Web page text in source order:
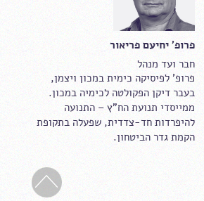
פרופ' יחיעם פריאור
חבר ועד מנהל
פרופ' לפיסיקה כימית במכון ויצמן,
בעבר דיקן הפקולטה לכימיה במכון.
ממייסדי תנועת הח"ץ – התנועה
להיפרדות חד-צדדית, שפעלה בתקופת
הקמת גדר הביטחון.